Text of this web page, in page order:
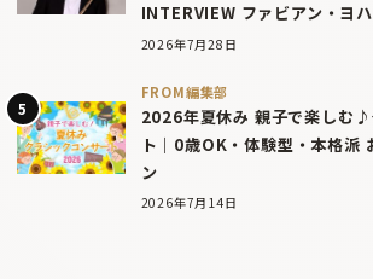
INTERVIEW ファビアン・ヨ
2026年7月28日
FROM編集部
2026年夏休み 親子で楽しむ♪
ト｜0歳OK・体験型・本格派
ン
2026年7月14日